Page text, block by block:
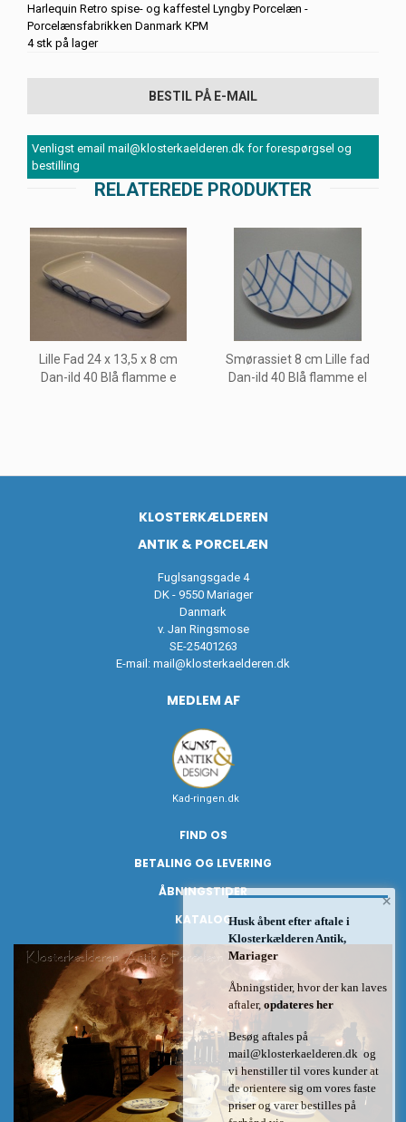
Harlequin Retro spise- og kaffestel Lyngby Porcelæn -
Porcelænsfabrikken Danmark KPM
4 stk på lager
BESTIL PÅ E-MAIL
Venligst email mail@klosterkaelderen.dk for forespørgsel og
bestilling
RELATEREDE PRODUKTER
Lille Fad 24 x 13,5 x 8 cm
Dan-ild 40 Blå flamme e
Smørassiet 8 cm Lille fad
Dan-ild 40 Blå flamme el
KLOSTERKÆLDEREN
ANTIK & PORCELÆN
Fuglsangsgade 4
DK - 9550 Mariager
Danmark
v. Jan Ringsmose
SE-25401263
E-mail: mail@klosterkaelderen.dk
MEDLEM AF
Kad-ringen.dk
FIND OS
BETALING OG LEVERING
ÅBNINGSTIDER
KATALOG
×
Husk åbent efter aftale i
Klosterkælderen Antik,
Mariager
Åbningstider, hvor der kan laves
aftaler, opdateres her
Besøg aftales på
mail@klosterkaelderen.dk og
vi henstiller til vores kunder at
de orientere sig om vores faste
priser og varer bestilles på